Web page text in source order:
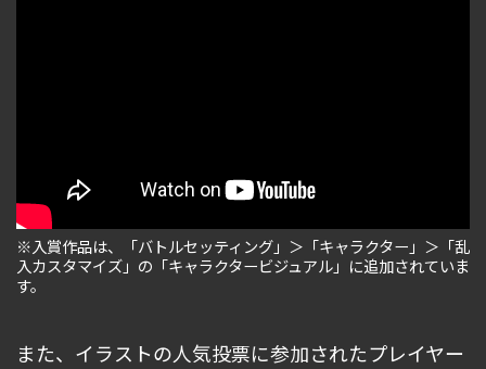
※入賞作品は、「バトルセッティング」＞「キャラクター」＞「乱
入カスタマイズ」の「キャラクタービジュアル」に追加されていま
す。
また、イラストの人気投票に参加されたプレイヤー